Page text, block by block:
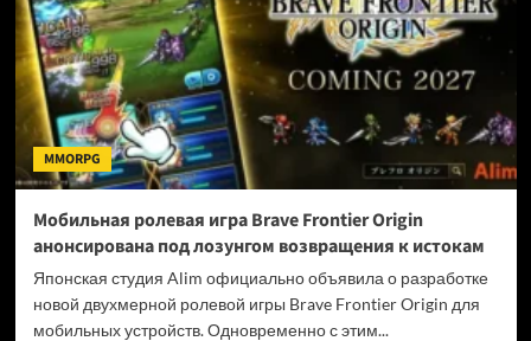
реструктуризации
Xbox
разработчики
Sea
of
Thieves
под
ударом
MMORPG
Мобильная ролевая игра Brave Frontier Origin
анонсирована под лозунгом возвращения к истокам
Японская студия Alim официально объявила о разработке
новой двухмерной ролевой игры Brave Frontier Origin для
мобильных устройств. Одновременно с этим...